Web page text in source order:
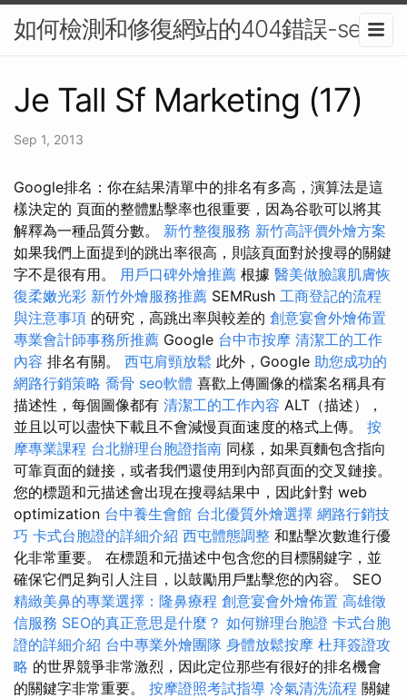
如何檢測和修復網站的404錯誤-seo
Je Tall Sf Marketing (17)
Sep 1, 2013
Google排名：你在結果清單中的排名有多高，演算法是這
樣決定的 頁面的整體點擊率也很重要，因為谷歌可以將其
解釋為一種品質分數。 新竹整復服務 新竹高評價外燴方案
如果我們上面提到的跳出率很高，則該頁面對於搜尋的關鍵
字不是很有用。 用戶口碑外燴推薦 根據 醫美做臉讓肌膚恢
復柔嫩光彩 新竹外燴服務推薦 SEMRush 工商登記的流程
與注意事項 的研究，高跳出率與較差的 創意宴會外燴佈置
專業會計師事務所推薦 Google 台中市按摩 清潔工的工作
內容 排名有關。 西屯肩頸放鬆 此外，Google 助您成功的
網路行銷策略 喬骨 seo軟體 喜歡上傳圖像的檔案名稱具有
描述性，每個圖像都有 清潔工的工作內容 ALT（描述），
並且以可以盡快下載且不會減慢頁面速度的格式上傳。 按
摩專業課程 台北辦理台胞證指南 同樣，如果頁麵包含指向
可靠頁面的鏈接，或者我們還使用到內部頁面的交叉鏈接。
您的標題和元描述會出現在搜尋結果中，因此針對 web
optimization 台中養生會館 台北優質外燴選擇 網路行銷技
巧 卡式台胞證的詳細介紹 西屯體態調整 和點擊次數進行優
化非常重要。 在標題和元描述中包含您的目標關鍵字，並
確保它們足夠引人注目，以鼓勵用戶點擊您的內容。 SEO
精緻美鼻的專業選擇：隆鼻療程 創意宴會外燴佈置 高雄徵
信服務 SEO的真正意思是什麼？ 如何辦理台胞證 卡式台胞
證的詳細介紹 台中專業外燴團隊 身體放鬆按摩 杜拜簽證攻
略 的世界競爭非常激烈，因此定位那些有很好的排名機會
的關鍵字非常重要。 按摩證照考試指導 冷氣清洗流程 關鍵